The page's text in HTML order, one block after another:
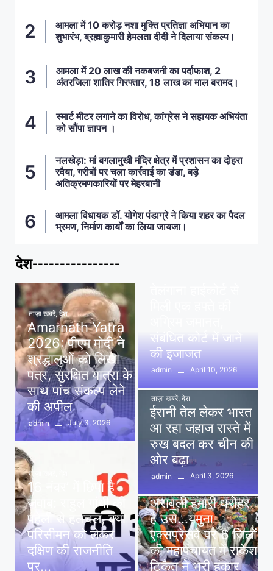
आमला में 10 करोड़ नशा मुक्ति प्रतिज्ञा अभियान का
शुभारंभ, ब्रह्माकुमारी हेमलता दीदी ने दिलाया संकल्प।
आमला में 20 लाख की नकबजनी का पर्दाफाश, 2
अंतरजिला शातिर गिरफ्तार, 18 लाख का माल बरामद।
स्मार्ट मीटर लगाने का विरोध, कांग्रेस ने सहायक अभियंता
को सौंपा ज्ञापन ।
नलखेड़ा: मां बगलामुखी मंदिर क्षेत्र में प्रशासन का दोहरा
रवैया, गरीबों पर चला कार्रवाई का डंडा, बड़े
अतिक्रमणकारियों पर मेहरबानी
आमला विधायक डॉ. योगेश पंडाग्रे ने किया शहर का पैदल
भ्रमण, निर्माण कार्यों का लिया जायजा।
देश----------------
ताज़ा खबरें, देश
Amarnath Yatra
2026: पीएम मोदी ने
श्रद्धालुओं को लिखा
पत्र, सुरक्षित यात्रा के
साथ पांच संकल्प लेने
की अपील
admin July 3, 2026
ताज़ा खबरें
16 नंबर’ में छिपा है
जवाब: राहुल गांधी की
पहेली से हलचल, क्या
परिसीमन को लेकर
दक्षिण की राजनीति
पर…
संबंधित कोर्ट में जाने
की इजाजत
admin April 10, 2026
ताज़ा खबरें, देश
ईरानी तेल लेकर भारत
आ रहा जहाज रास्ते में
रुख बदल कर चीन की
ओर बढ़ा
admin
April 3, 2026
अरावली हमारी धरोहर
है उसे…यमुना
एक्सप्रेसवे पर 6 जिलों
की महापंचायत में राकेश
टिकैत ने भरी हुंकार